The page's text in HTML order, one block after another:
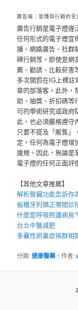
廣告端：宣傳與行銷的全
廣告行銷是電子煙違
任何形式的電子煙宣
播、網路廣告、社群
碑行銷等。即使是網
薦、勸誘、比較菸害
多次開罰在IG上標
章的部落客。此外，
助、抽獎、折扣碼等
可的學術研究或政府
此，也必須嚴格遵守
只要不提及「販售
定，任何為電子煙增
違規。因此，無論是
電子煙的任何正面評
【其他文章推薦】
解析腎臟功能告訴你
板橋牙列矯正哪間診
什麼是呼吸照護病房
台北中醫減肥
多囊性卵巢症候群相
分類:健康醫藥 ，作者: